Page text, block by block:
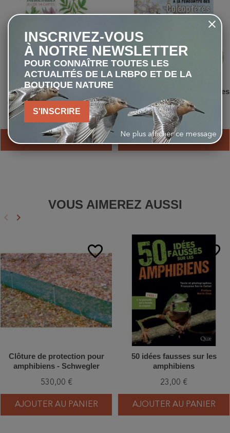
Jeu de cartes - Plantes
aromatiques et médicinales
AJOUTER AU PANIER
A la rencontre des Coléoptères
10,00 €
AJOUTER AU PANIER
VOUS AIMEREZ AUSSI
Précédent
keyboard_arrow_left Suivant
keyboard_arrow_right
favorite_border
Clôture de protection pour
amphibiens - Schwegler
530,00 €
AJOUTER AU PANIER
favorite_border
50 idées fausses sur les
amphibiens
23,00 €
AJOUTER AU PANIER
INSCRIVEZ-VOUS
À NOTRE NEWSLETTER
POUR CONNAÎTRE TOUTES LES
ACTUALITÉS DE LA LRBPO ET DE LA
BOUTIQUE NATURE
S'INSCRIRE
Ne plus afficher ce message